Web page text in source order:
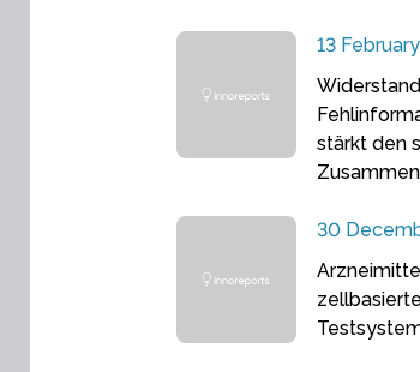
13
stärkt den
30